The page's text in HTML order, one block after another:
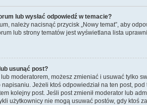
lub wysłać odpowiedź w temacie?
należy nacisnąć przycisk „Nowy temat”, aby
lub strony tematów jest wyświetlana lista
usunąć post?
moderatorem, możesz zmieniać i usuwać tylko
Jeżeli ktoś odpowiedział na ten post,
kolejny post. Jeśli post zmienił moderator lub
użytkownicy nie mogą usuwać postów, gdy ktoś